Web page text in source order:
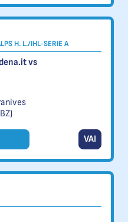
H. L./IHL-SERIE A
vs
VAI